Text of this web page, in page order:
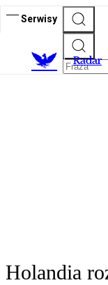
Serwisy
Radar
Holandia